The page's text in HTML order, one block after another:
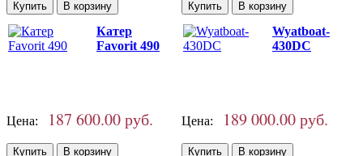
Катер
Favorit 490
Цена: 187 600.00 руб.
Wyatboat-
430DC
Цена: 189 000.00 руб.